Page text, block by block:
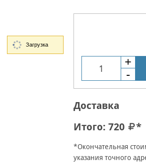
Доставка
Итого: 720 *
*Окончательная
указания точного
Загрузка